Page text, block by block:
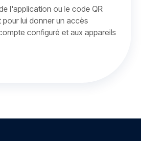
l'application ou le code QR
lui donner un accès
configuré et aux appareils